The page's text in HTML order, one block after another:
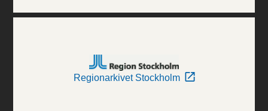
Regionarkivet Stockholm